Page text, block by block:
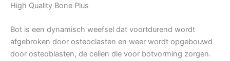
High Quality Bone Plus
Bot is een dynamisch weefsel dat voortdurend wordt
afgebroken door osteoclasten en weer wordt opgebouwd
door osteoblasten, de cellen die voor botvorming zorgen.